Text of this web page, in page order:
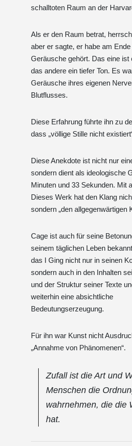
schalltoten Raum an der
Als er den Raum betrat,
aber er sagte, er habe am
Geräusche gehört. Das eine ist
das andere ein tiefer Ton. Es
Geräusche ihres eigenen
Blutflusses.
Diese Erfahrung führte ihn zu
dass „völlige Stille nicht
Diese Anekdote ist nicht nur
sondern dient als ideologische
Minuten und 33 Sekunden. Mit
Dieses Werk hat den Klang
sondern „den allgegenwärtigen
Cage ist auch für seine
seinem täglichen Leben
das I Ging nicht nur in seinen
sondern auch in den Inhalten
und der Struktur seiner Texte
weiterhin eine absichtliche
Bedeutungserzeugung.
Für ihn war Kunst nicht
„Annahme von Phänomenen“.
Zufall ist die Art und
Menschen die
wahrnehmen, die die
hat.